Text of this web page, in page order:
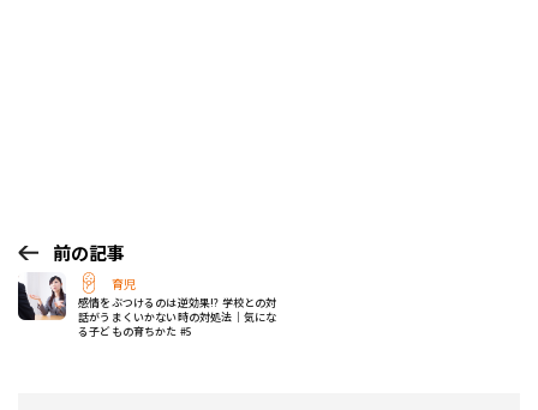
前の記事
育児
感情をぶつけるのは逆効果!? 学校との対
話がうまくいかない時の対処法｜気にな
る子どもの育ちかた #5